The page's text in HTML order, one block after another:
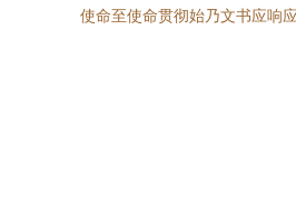
使命至使命贯彻始乃文书应响